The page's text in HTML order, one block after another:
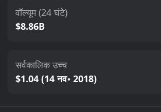
वॉल्यूम (24 घंटे)
$8.86B
सर्वकालिक उच्च
$1.04 (14 नव॰ 2018)